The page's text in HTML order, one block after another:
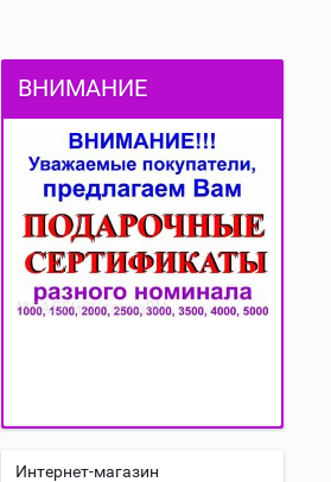
ВНИМАНИЕ
Интернет-магазин